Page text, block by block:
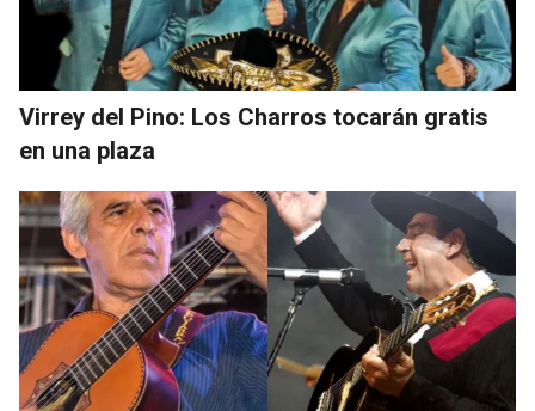
Virrey del Pino: Los Charros tocarán gratis
en una plaza